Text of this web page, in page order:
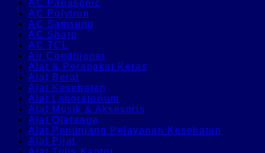
AC Panasonic
AC Polytron
AC Samsung
AC Sharp
AC TCL
Air Conditioner
Alat & Perangkat Keras
Alat Berat
Alat Kesehatan
Alat Laboratorium
Alat Musik & Aksesoris
Alat Olahraga
Alat Penunjang Pelayanan Kesehatan
Alat Pijat